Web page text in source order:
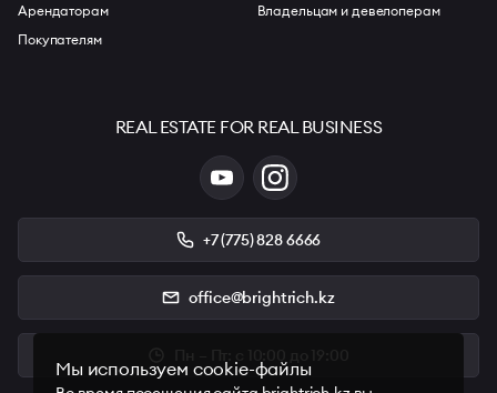
Арендаторам
Покупателям
Владельцам и девелоперам
REAL ESTATE FOR REAL BUSINESS
+7 (775) 828 6666
office@brightrich.kz
Мы используем cookie-файлы